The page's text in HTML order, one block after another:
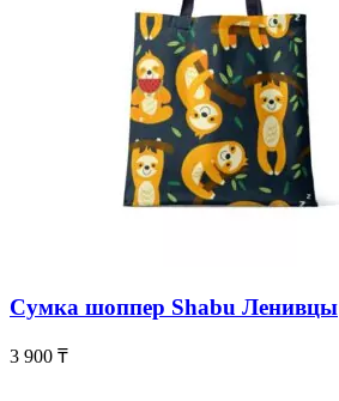
Сумка шоппер Shabu Ленивцы
3 900 ₸